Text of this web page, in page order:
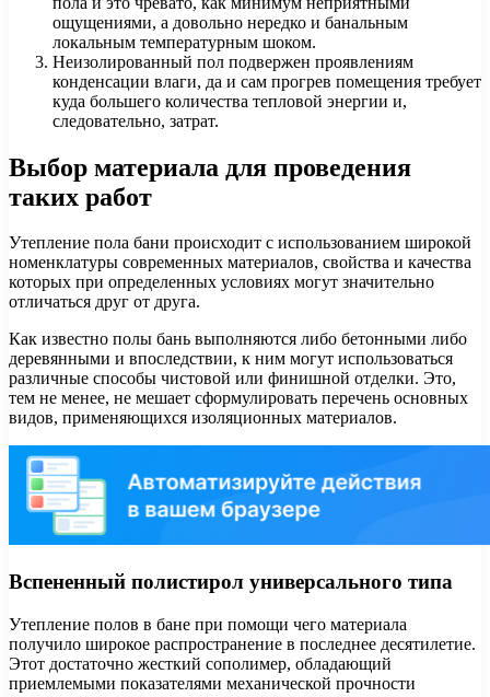
ощущениями, а довольно нередко и банальным
локальным температурным шоком.
Неизолированный пол подвержен проявлениям
конденсации влаги, да и сам прогрев помещения требует
куда большего количества тепловой энергии и,
следовательно, затрат.
Выбор материала для проведения
таких работ
Утепление пола бани происходит с использованием широкой
номенклатуры современных материалов, свойства и качества
которых при определенных условиях могут значительно
отличаться друг от друга.
Как известно полы бань выполняются либо бетонными либо
деревянными и впоследствии, к ним могут использоваться
различные способы чистовой или финишной отделки. Это,
тем не менее, не мешает сформулировать перечень основных
видов, применяющихся изоляционных материалов.
Вспененный полистирол универсального типа
Утепление полов в бане при помощи чего материала
получило широкое распространение в последнее десятилетие.
Этот достаточно жесткий сополимер, обладающий
приемлемыми показателями механической прочности